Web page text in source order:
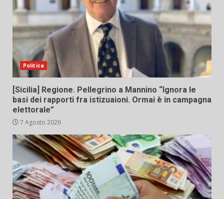
Politica
[Sicilia] Regione. Pellegrino a Mannino “Ignora le
basi dei rapporti fra istizuaioni. Ormai è in campagna
elettorale”
7 Agosto 2026